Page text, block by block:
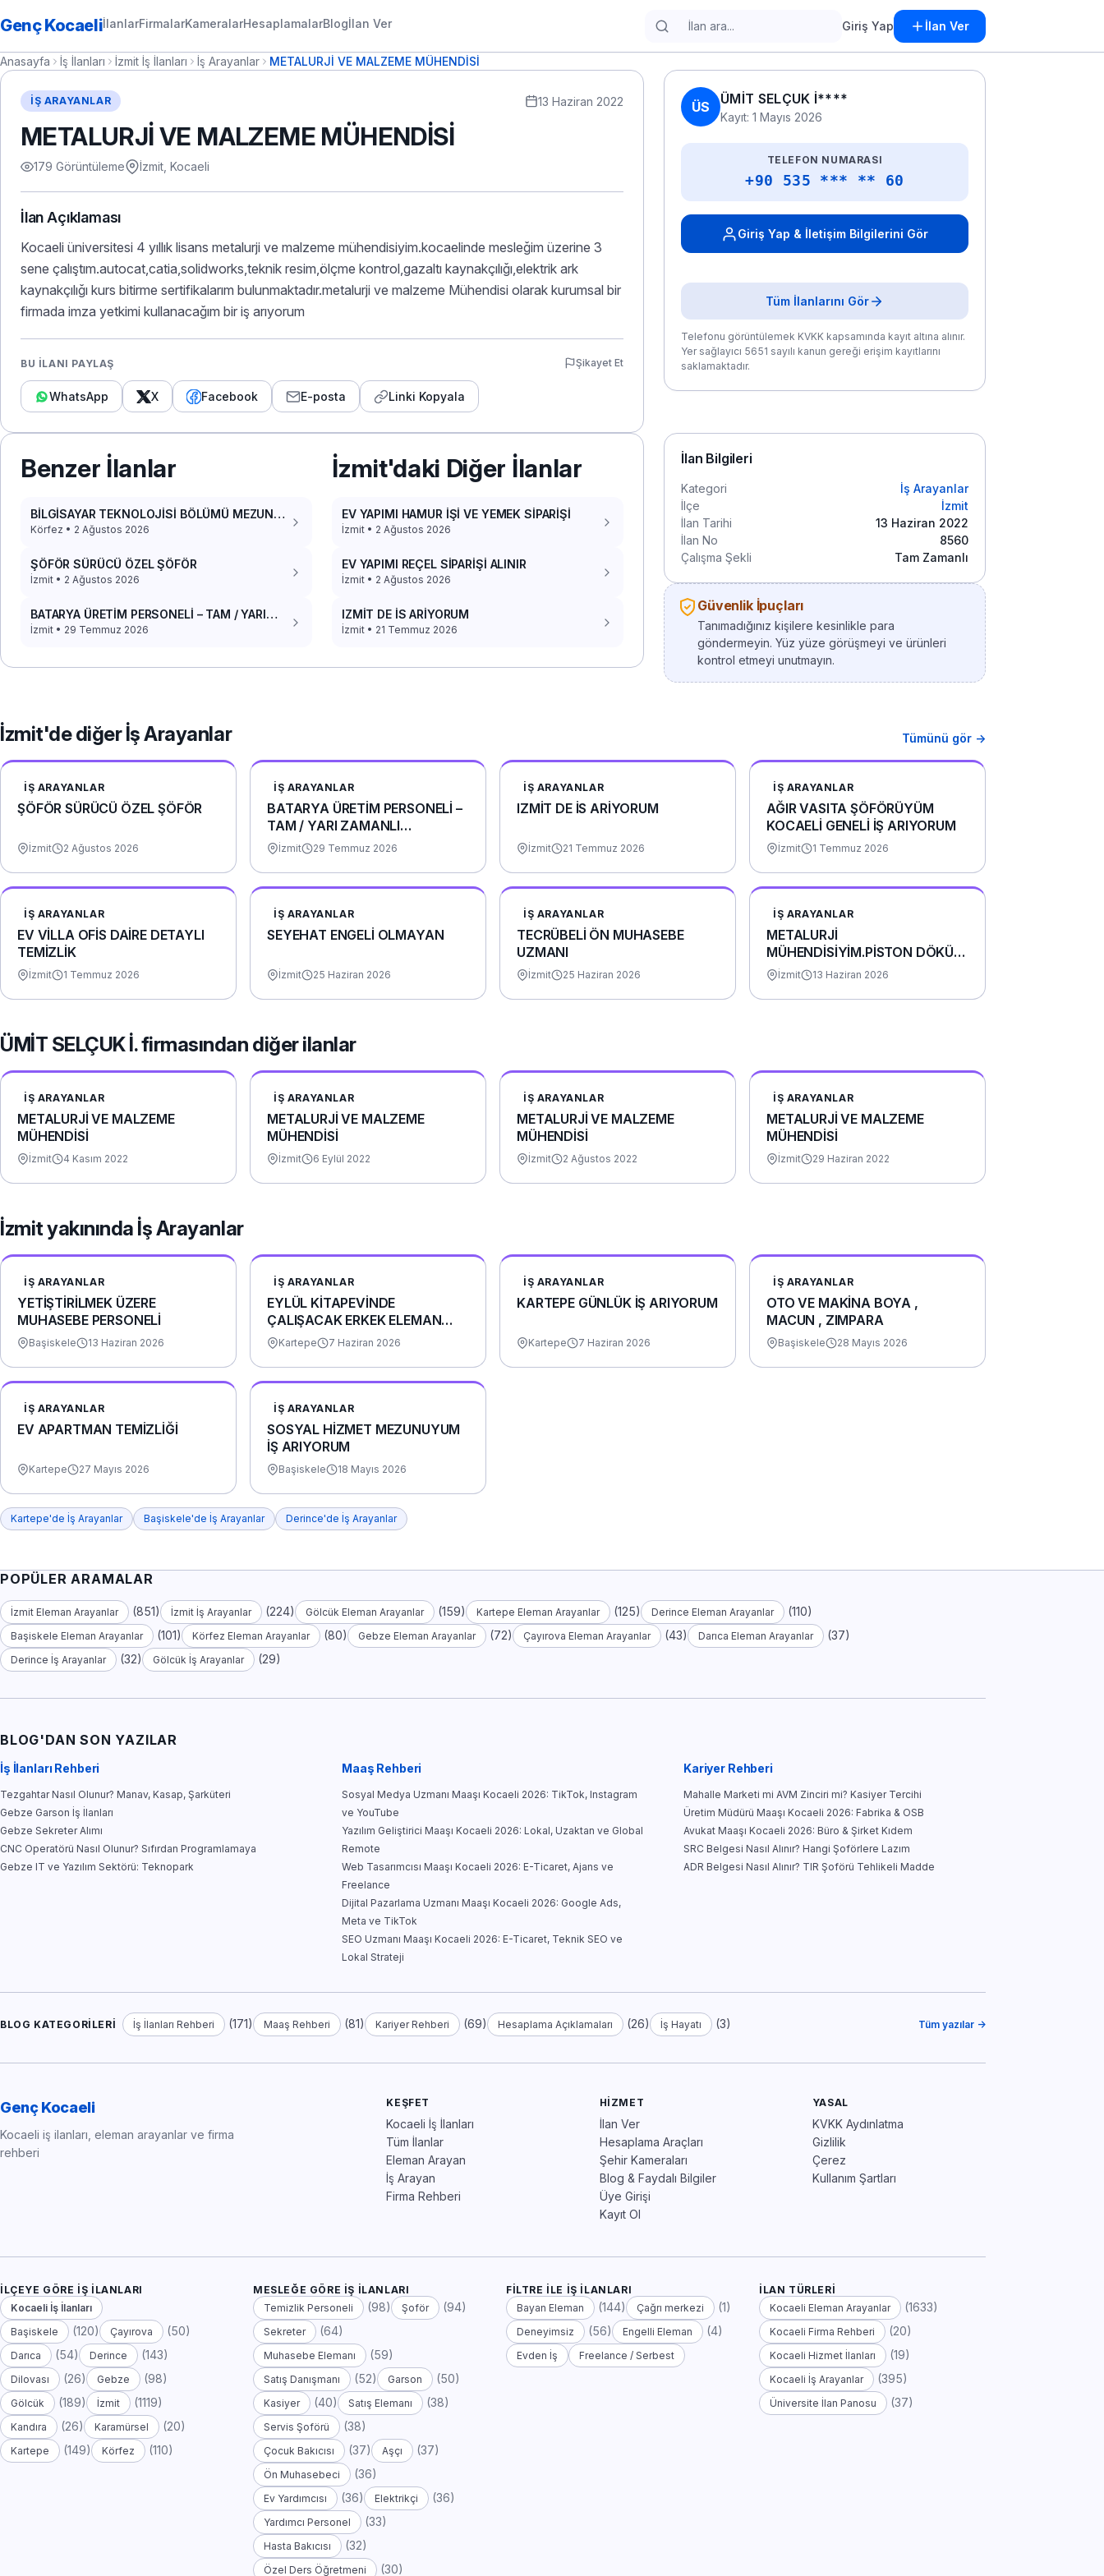
Genç KocaeliİlanlarFirmalarKameralarHesaplamalarBlogİlan Ver Giriş Yap İlan Ver
Anasayfa İş İlanları İzmit İş İlanları İş Arayanlar METALURJİ VE MALZEME MÜHENDİSİ
İŞ ARAYANLAR 13 Haziran 2022
METALURJİ VE MALZEME MÜHENDİSİ
179 Görüntüleme İzmit, Kocaeli
İlan Açıklaması
Kocaeli üniversitesi 4 yıllık lisans metalurji ve malzeme mühendisiyim.kocaelinde mesleğim üzerine 3
sene çalıştım.autocat,catia,solidworks,teknik resim,ölçme kontrol,gazaltı kaynakçılığı,elektrik ark
kaynakçılığı kurs bitirme sertifikalarım bulunmaktadır.metalurji ve malzeme Mühendisi olarak kurumsal bir
firmada imza yetkimi kullanacağım bir iş arıyorum
BU İLANI PAYLAŞ Şikayet Et
WhatsApp X Facebook E-posta Linki Kopyala
ÜS
ÜMİT SELÇUK İ****
Kayıt: 1 Mayıs 2026
TELEFON NUMARASI
+90 535 *** ** 60
Giriş Yap & İletişim Bilgilerini Gör
Tüm İlanlarını Gör
Telefonu görüntülemek KVKK kapsamında kayıt altına alınır.
Yer sağlayıcı 5651 sayılı kanun gereği erişim kayıtlarını
saklamaktadır.
İlan Bilgileri
Kategori
İş Arayanlar
İlçe
İzmit
İlan Tarihi
13 Haziran 2022
İlan No
8560
Çalışma Şekli
Tam Zamanlı
Güvenlik İpuçları
Tanımadığınız kişilere kesinlikle para
göndermeyin. Yüz yüze görüşmeyi ve ürünleri
kontrol etmeyi unutmayın.
Benzer İlanlar
BİLGİSAYAR TEKNOLOJİSİ BÖLÜMÜ MEZUN
DACİA DOKKER 2017 PANELVAN ARACIM VAR
Körfez • 2 Ağustos 2026
ŞÖFÖR SÜRÜCÜ ÖZEL ŞÖFÖR
İzmit • 2 Ağustos 2026
BATARYA ÜRETİM PERSONELİ – TAM / YARI
ZAMANLI (YEMEK+YOL)
İzmit • 29 Temmuz 2026
İzmit'daki Diğer İlanlar
EV YAPIMI HAMUR İŞİ VE YEMEK SİPARİŞİ
İzmit • 2 Ağustos 2026
EV YAPIMI REÇEL SİPARİŞİ ALINIR
İzmit • 2 Ağustos 2026
IZMİT DE İS ARİYORUM
İzmit • 21 Temmuz 2026
İzmit'de diğer İş Arayanlar Tümünü gör →
İŞ ARAYANLAR
ŞÖFÖR SÜRÜCÜ ÖZEL ŞÖFÖR
İzmit 2 Ağustos 2026
İŞ ARAYANLAR
BATARYA ÜRETİM PERSONELİ –
TAM / YARI ZAMANLI
(YEMEK+YOL)
İzmit 29 Temmuz 2026
İŞ ARAYANLAR
IZMİT DE İS ARİYORUM
İzmit 21 Temmuz 2026
İŞ ARAYANLAR
AĞIR VASITA ŞÖFÖRÜYÜM
KOCAELİ GENELİ İŞ ARIYORUM
İzmit 1 Temmuz 2026
İŞ ARAYANLAR
EV VİLLA OFİS DAİRE DETAYLI
TEMİZLİK
İzmit 1 Temmuz 2026
İŞ ARAYANLAR
SEYEHAT ENGELİ OLMAYAN
İzmit 25 Haziran 2026
İŞ ARAYANLAR
TECRÜBELİ ÖN MUHASEBE
UZMANI
İzmit 25 Haziran 2026
İŞ ARAYANLAR
METALURJİ
MÜHENDİSİYİM.PİSTON DÖKÜM
FABRİKASINDA VE BORU
YAPTIM.
İzmit 13 Haziran 2026
ÜMİT SELÇUK İ. firmasından diğer ilanlar
İŞ ARAYANLAR
METALURJİ VE MALZEME
MÜHENDİSİ
İzmit 4 Kasım 2022
İŞ ARAYANLAR
METALURJİ VE MALZEME
MÜHENDİSİ
İzmit 6 Eylül 2022
İŞ ARAYANLAR
METALURJİ VE MALZEME
MÜHENDİSİ
İzmit 2 Ağustos 2022
İŞ ARAYANLAR
METALURJİ VE MALZEME
MÜHENDİSİ
İzmit 29 Haziran 2022
İzmit yakınında İş Arayanlar
İŞ ARAYANLAR
YETİŞTİRİLMEK ÜZERE
MUHASEBE PERSONELİ
Başiskele 13 Haziran 2026
İŞ ARAYANLAR
EYLÜL KİTAPEVİNDE
ÇALIŞACAK ERKEK ELEMAN
ARIYORUZ
Kartepe 7 Haziran 2026
İŞ ARAYANLAR
KARTEPE GÜNLÜK İŞ ARIYORUM
Kartepe 7 Haziran 2026
İŞ ARAYANLAR
OTO VE MAKİNA BOYA ,
MACUN , ZIMPARA
Başiskele 28 Mayıs 2026
İŞ ARAYANLAR
EV APARTMAN TEMİZLİĞİ
Kartepe 27 Mayıs 2026
İŞ ARAYANLAR
SOSYAL HİZMET MEZUNUYUM
İŞ ARIYORUM
Başiskele 18 Mayıs 2026
Kartepe'de İş Arayanlar Başiskele'de İş Arayanlar Derince'de İş Arayanlar
POPÜLER ARAMALAR
İzmit Eleman Arayanlar (851) İzmit İş Arayanlar (224) Gölcük Eleman Arayanlar (159) Kartepe Eleman Arayanlar (125) Derince Eleman Arayanlar (110)
Başiskele Eleman Arayanlar (101) Körfez Eleman Arayanlar (80) Gebze Eleman Arayanlar (72) Çayırova Eleman Arayanlar (43) Darıca Eleman Arayanlar (37)
Derince İş Arayanlar (32) Gölcük İş Arayanlar (29)
BLOG'DAN SON YAZILAR
İş İlanları Rehberi
Tezgahtar Nasıl Olunur? Manav, Kasap, Şarküteri
Gebze Garson İş İlanları
Gebze Sekreter Alımı
CNC Operatörü Nasıl Olunur? Sıfırdan Programlamaya
Gebze IT ve Yazılım Sektörü: Teknopark
Maaş Rehberi
Sosyal Medya Uzmanı Maaşı Kocaeli 2026: TikTok, Instagram
ve YouTube
Yazılım Geliştirici Maaşı Kocaeli 2026: Lokal, Uzaktan ve Global
Remote
Web Tasarımcısı Maaşı Kocaeli 2026: E-Ticaret, Ajans ve
Freelance
Dijital Pazarlama Uzmanı Maaşı Kocaeli 2026: Google Ads,
Meta ve TikTok
SEO Uzmanı Maaşı Kocaeli 2026: E-Ticaret, Teknik SEO ve
Lokal Strateji
Kariyer Rehberi
Mahalle Marketi mi AVM Zinciri mi? Kasiyer Tercihi
Üretim Müdürü Maaşı Kocaeli 2026: Fabrika & OSB
Avukat Maaşı Kocaeli 2026: Büro & Şirket Kıdem
SRC Belgesi Nasıl Alınır? Hangi Şoförlere Lazım
ADR Belgesi Nasıl Alınır? TIR Şoförü Tehlikeli Madde
BLOG KATEGORILERI İş İlanları Rehberi (171) Maaş Rehberi (81) Kariyer Rehberi (69) Hesaplama Açıklamaları (26) İş Hayatı (3) Tüm yazılar →
Genç Kocaeli
Kocaeli iş ilanları, eleman arayanlar ve firma
rehberi
KEŞFET
Kocaeli İş İlanları
Tüm İlanlar
Eleman Arayan
İş Arayan
Firma Rehberi
HIZMET
İlan Ver
Hesaplama Araçları
Şehir Kameraları
Blog & Faydalı Bilgiler
Üye Girişi
Kayıt Ol
YASAL
KVKK Aydınlatma
Gizlilik
Çerez
Kullanım Şartları
İLÇEYE GÖRE İŞ İLANLARI
Kocaeli İş İlanları
Başiskele
(120) Çayırova (50)
Darıca (54) Derince (143)
Dilovası (26) Gebze (98)
Gölcük (189) İzmit (1119)
Kandıra (26) Karamürsel (20)
Kartepe (149) Körfez (110)
MESLEĞE GÖRE İŞ İLANLARI
Temizlik Personeli
(98) Şoför (94)
Sekreter (64)
Muhasebe Elemanı (59)
Satış Danışmanı (52) Garson (50)
Kasiyer (40) Satış Elemanı (38)
Servis Şoförü (38)
Çocuk Bakıcısı (37) Aşçı (37)
Ön Muhasebeci (36)
Ev Yardımcısı (36) Elektrikçi (36)
Yardımcı Personel (33)
Hasta Bakıcısı (32)
Özel Ders Öğretmeni (30)
FILTRE ILE İŞ İLANLARI
Bayan Eleman
(144) Çağrı merkezi (1)
Deneyimsiz (56) Engelli Eleman (4)
Evden İş Freelance / Serbest
İLAN TÜRLERI
Kocaeli Eleman Arayanlar
(1633)
Kocaeli Firma Rehberi (20)
Kocaeli Hizmet İlanları (19)
Kocaeli İş Arayanlar (395)
Üniversite İlan Panosu (37)